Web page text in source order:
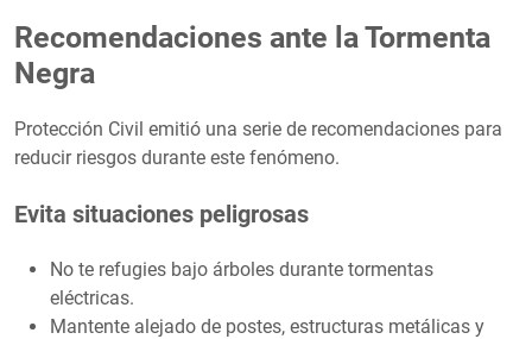
Recomendaciones ante la Tormenta
Negra
Protección Civil emitió una serie de recomendaciones para
reducir riesgos durante este fenómeno.
Evita situaciones peligrosas
No te refugies bajo árboles durante tormentas
eléctricas.
Mantente alejado de postes, estructuras metálicas y